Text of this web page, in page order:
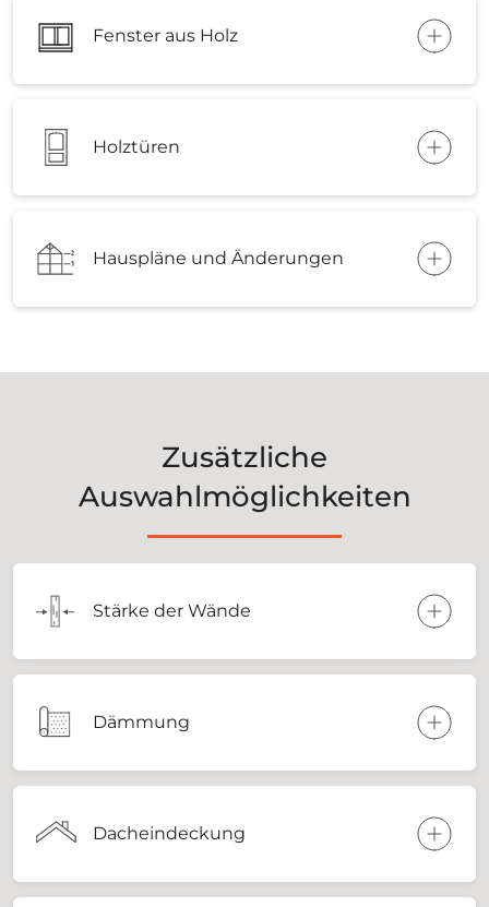
Fenster aus Holz
Holztüren
Hauspläne und Änderungen
Zusätzliche
Auswahlmöglichkeiten
Stärke der Wände
Dämmung
Dacheindeckung